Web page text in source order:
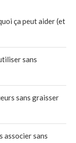
ça peut aider (et
sans
sans graisser
associer sans